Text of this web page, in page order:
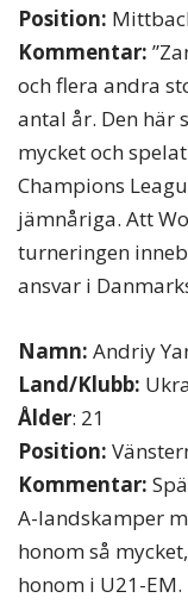
Position:
Kommentar:
och flera andra
antal år. Den här
mycket och
Champions
jämnåriga. Att
turneringen
ansvar i
Namn: Andriy
Land/Klubb:
Ålder: 21
Position:
Kommentar:
A-landskamper
honom så
honom i U21-EM.